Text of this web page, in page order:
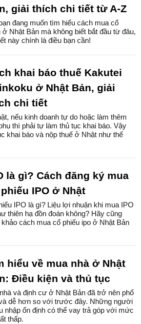
giải thích chi tiết từ A-Z
đang muốn tìm hiểu cách mua cổ
ở Nhật Bản mà không biết bắt đầu từ đâu,
này chính là điều bạn cần!
khai báo thuế Kakutei
ở Nhật Bản, giải
chi tiết
nếu kinh doanh tự do hoặc làm thêm
thì phải tự làm thủ tục khai báo. Vậy
khai báo và nộp thuế ở Nhật như thế
là gì? Cách đăng ký mua
IPO ở Nhật
IPO là gì? Liệu lợi nhuận khi mua IPO
thiên hạ đồn đoán không? Hãy cũng
cách mua cổ phiếu ipo ở Nhật Bản
hiểu về mua nhà ở Nhật
Điều kiện và thủ tục
và định cư ở Nhật Bản đã trở nên phổ
dễ hơn so với trước đây. Những người
nhập ổn định có thể vay trả góp với mức
thấp.